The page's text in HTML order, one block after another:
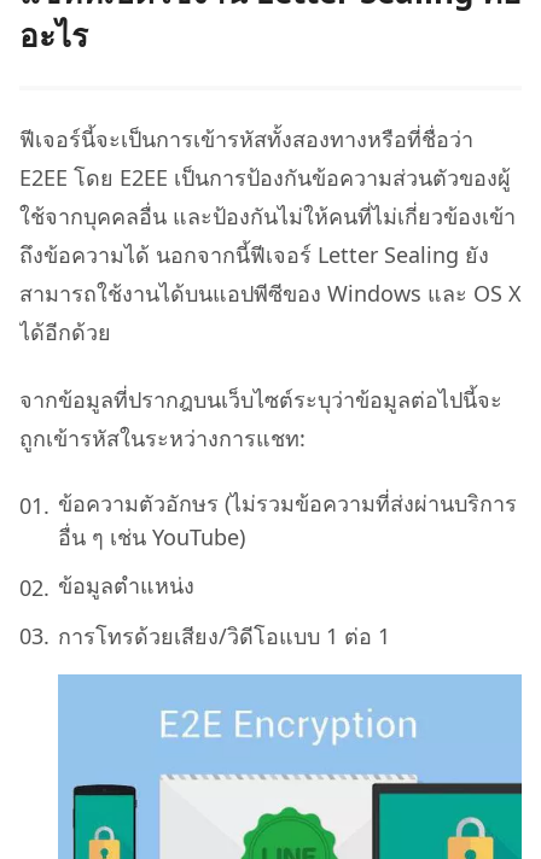
อะไร
ฟีเจอร์นี้จะเป็นการเข้ารหัสทั้งสองทางหรือที่ชื่อว่า
E2EE โดย E2EE เป็นการป้องกันข้อความส่วนตัวของผู้
ใช้จากบุคคลอื่น และป้องกันไม่ให้คนที่ไม่เกี่ยวข้องเข้า
ถึงข้อความได้ นอกจากนี้ฟีเจอร์ Letter Sealing ยัง
สามารถใช้งานได้บนแอปพีซีของ Windows และ OS X
ได้อีกด้วย
จากข้อมูลที่ปรากฎบนเว็บไซต์ระบุว่าข้อมูลต่อไปนี้จะ
ถูกเข้ารหัสในระหว่างการแชท:
ข้อความตัวอักษร (ไม่รวมข้อความที่ส่งผ่านบริการ
อื่น ๆ เช่น YouTube)
ข้อมูลตําแหน่ง
การโทรด้วยเสียง/วิดีโอแบบ 1 ต่อ 1